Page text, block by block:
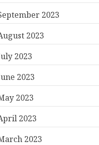
2023
2023
2023
2023
2023
2023
2023